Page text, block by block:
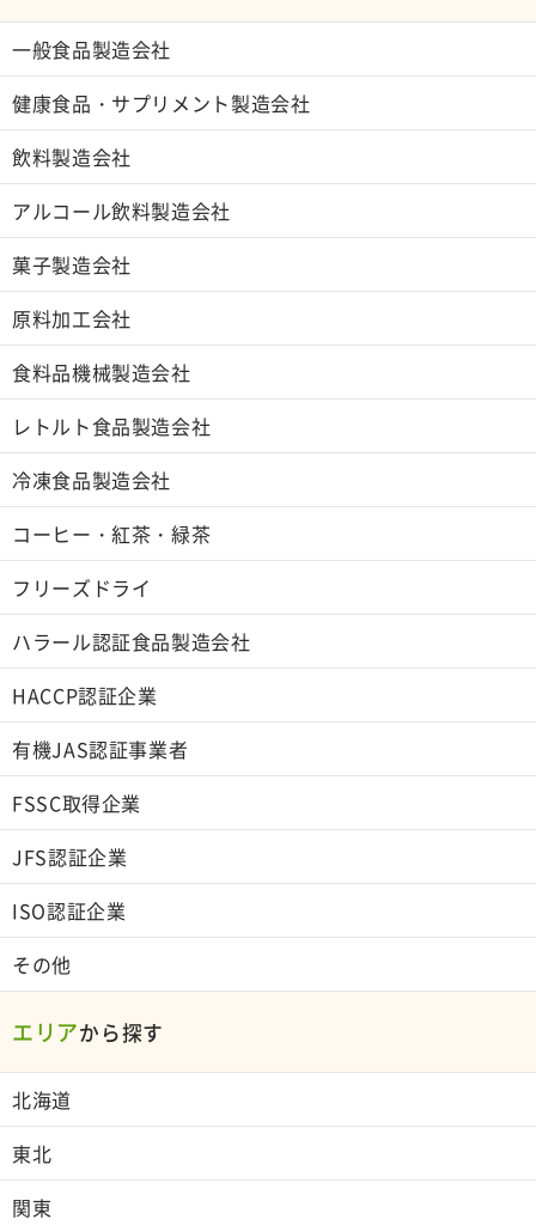
一般食品製造会社
健康食品・サプリメント製造会社
飲料製造会社
アルコール飲料製造会社
菓子製造会社
原料加工会社
食料品機械製造会社
レトルト食品製造会社
冷凍食品製造会社
コーヒー・紅茶・緑茶
フリーズドライ
ハラール認証食品製造会社
HACCP認証企業
有機JAS認証事業者
FSSC取得企業
JFS認証企業
ISO認証企業
その他
エリアから探す
北海道
東北
関東